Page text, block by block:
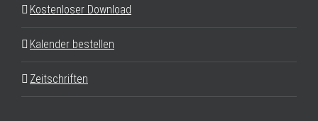
Kostenloser Download
Kalender bestellen
Zeitschriften